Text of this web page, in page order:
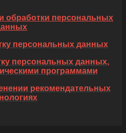
обработки персональных
персональных данных
персональных данных,
программами
рекомендательных